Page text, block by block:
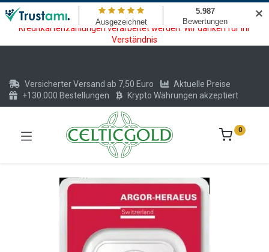
Wartungsarbeiten am Kreditkarten und Krypto Bezahlmodul. In der
Zeit vom 20.07. - 09.08.2026 können keine Krypto oder
Kreditkartenzahlungen verarbeitet werden. Wir danken für Ihr
Verständnis
Versicherter Versand ab 7,50 Euro
Aktuelle Preise
+130.000 Bestellungen
Krypto Währungen akzeptiert
0
✕